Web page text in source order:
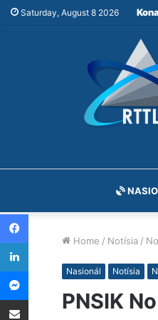
Saturday, August 8 2026
Home / Notísia /
Nasionál Notísia
PNSIK
Facebook
LinkedIn
Messenger